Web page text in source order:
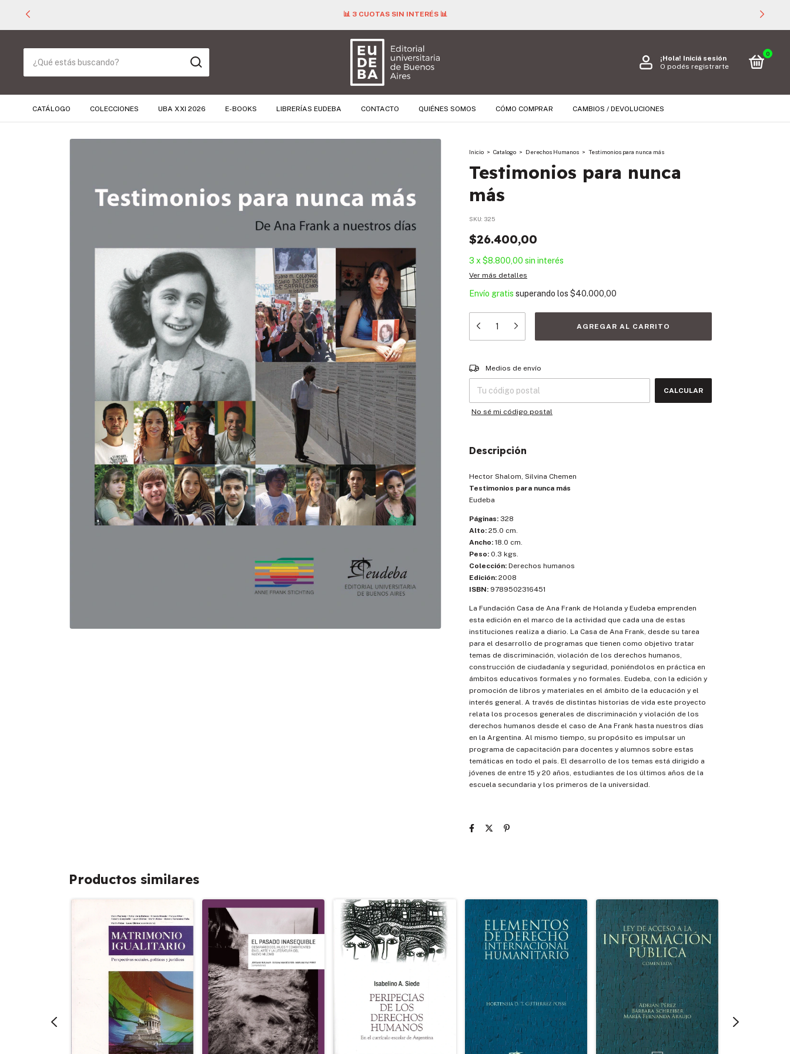
📊 3 CUOTAS SIN INTERÉS 📊
¡Hola! Iniciá sesión
O podés registrarte
0
CATÁLOGO COLECCIONES UBA XXI 2026 E-BOOKS LIBRERÍAS EUDEBA CONTACTO QUIÉNES SOMOS CÓMO COMPRAR CAMBIOS / DEVOLUCIONES
Inicio > Catalogo > Derechos Humanos > Testimonios para nunca más
Testimonios para nunca
más
SKU: 325
$26.400,00
3 x $8.800,00 sin interés
Ver más detalles
Envío gratis superando los $40.000,00
Entregas para el CP:
Medios de envío
CALCULAR
No sé mi código postal
Descripción
Hector Shalom, Silvina Chemen
Testimonios para nunca más
Eudeba
Páginas: 328
Alto: 25.0 cm.
Ancho: 18.0 cm.
Peso: 0.3 kgs.
Colección: Derechos humanos
Edición: 2008
ISBN: 9789502316451
La Fundación Casa de Ana Frank de Holanda y Eudeba emprenden
esta edición en el marco de la actividad que cada una de estas
instituciones realiza a diario. La Casa de Ana Frank, desde su tarea
para el desarrollo de programas que tienen como objetivo tratar
temas de discriminación, violación de los derechos humanos,
construcción de ciudadanía y seguridad, poniéndolos en práctica en
ámbitos educativos formales y no formales. Eudeba, con la edición y
promoción de libros y materiales en el ámbito de la educación y el
interés general. A través de distintas historias de vida este proyecto
relata los procesos generales de discriminación y violación de los
derechos humanos desde el caso de Ana Frank hasta nuestros días
en la Argentina. Al mismo tiempo, su propósito es impulsar un
programa de capacitación para docentes y alumnos sobre estas
temáticas en todo el país. El desarrollo de los temas está dirigido a
jóvenes de entre 15 y 20 años, estudiantes de los últimos años de la
escuela secundaria y los primeros de la universidad.
Productos similares